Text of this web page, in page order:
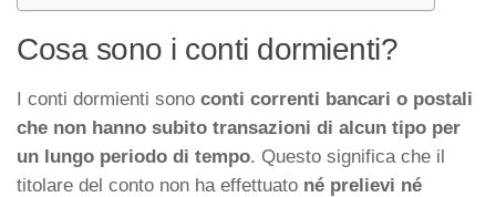
Cosa sono i conti dormienti?
I conti dormienti sono conti correnti bancari o postali
che non hanno subito transazioni di alcun tipo per
un lungo periodo di tempo. Questo significa che il
titolare del conto non ha effettuato né prelievi né